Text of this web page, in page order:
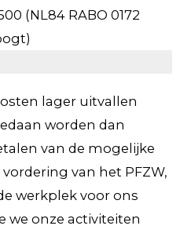
(NL84 RABO 0172
lager uitvallen
worden dan
van de mogelijke
van het PFZW,
werkplek voor ons
we onze activiteiten